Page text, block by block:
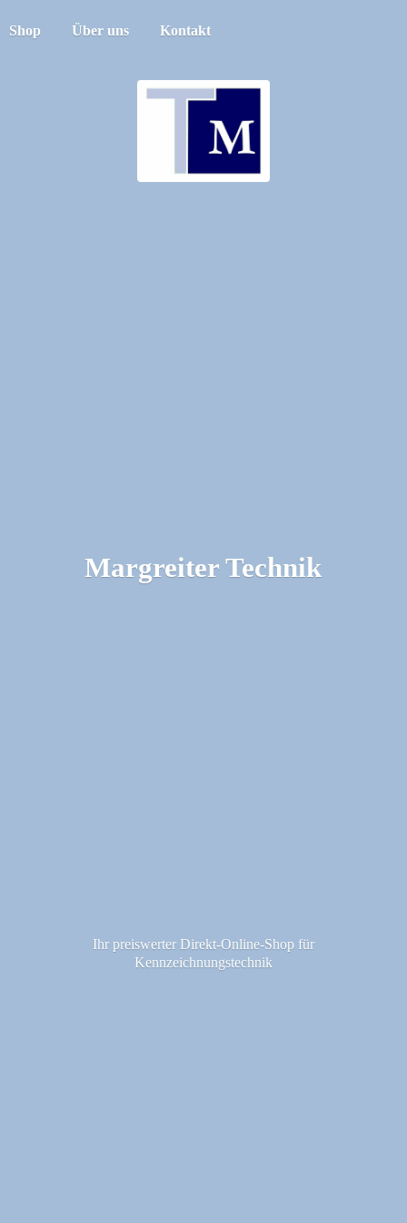
Shop Über uns Kontakt
Margreiter Technik
Ihr preiswerter Direkt-Online-Shop für
Kennzeichnungstechnik